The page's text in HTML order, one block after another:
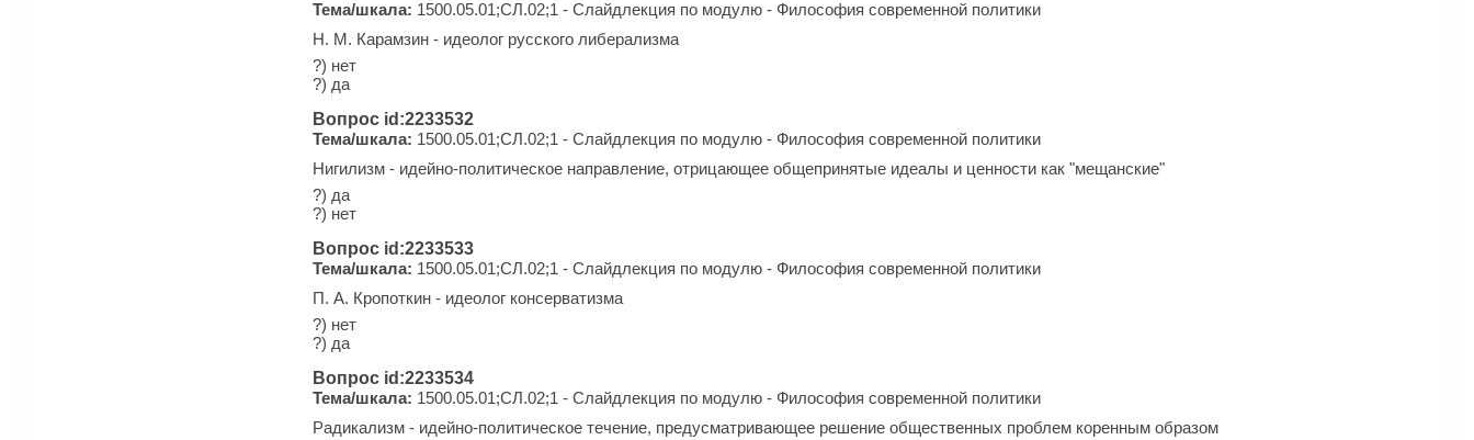
Тема/шкала: 1500.05.01;СЛ.02;1 - Слайдлекция по модулю - Философия современной политики
Н. М. Карамзин - идеолог русского либерализма
?) нет
?) да
Вопрос id:2233532
Тема/шкала: 1500.05.01;СЛ.02;1 - Слайдлекция по модулю - Философия современной политики
Нигилизм - идейно-политическое направление, отрицающее общепринятые идеалы и ценности как "мещанские"
?) да
?) нет
Вопрос id:2233533
Тема/шкала: 1500.05.01;СЛ.02;1 - Слайдлекция по модулю - Философия современной политики
П. А. Кропоткин - идеолог консерватизма
?) нет
?) да
Вопрос id:2233534
Тема/шкала: 1500.05.01;СЛ.02;1 - Слайдлекция по модулю - Философия современной политики
Радикализм - идейно-политическое течение, предусматривающее решение общественных проблем коренным образом